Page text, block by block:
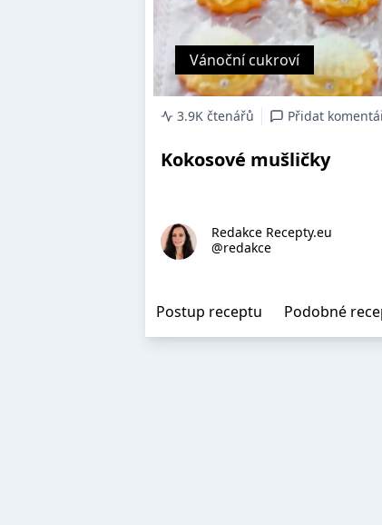
Vánoční cukroví
3.9K čtenářů Přidat
Kokosové mušličky
Redakce Recepty.eu
@redakce
Postup receptu Podobné